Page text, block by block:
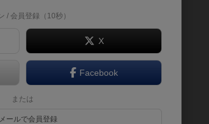
ズ
6.2
/ 会員登録（10秒）
X
Facebook
または
メールで会員登録